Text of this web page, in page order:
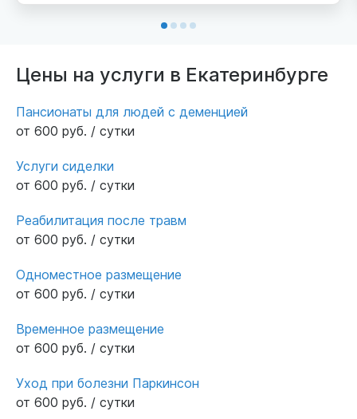
с диванами и телевизором. Персонал добрый
должном уровне. От нас искренние слова
благодарности.
Цены на услуги в Екатеринбурге
Пансионаты для людей с деменцией
от 600 руб. / сутки
Услуги сиделки
от 600 руб. / сутки
Реабилитация после травм
от 600 руб. / сутки
Одноместное размещение
от 600 руб. / сутки
Временное размещение
от 600 руб. / сутки
Уход при болезни Паркинсон
от 600 руб. / сутки